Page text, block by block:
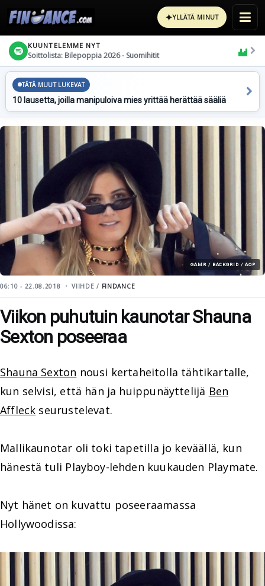
✦YLLÄTÄ MINUT
KUUNTELEMME NYT
Soittolista: Bilepoppia 2026 - Suomihitit
TÄTÄ MUUT LUKEVAT
10 lausetta, joilla manipuloiva mies yrittää herättää sääliä
GAMR / BACKGRID / AOP
06:10 - 22.08.2018 VIIHDE / FINDANCE
Viikon puhutuin kaunotar Shauna
Sexton poseeraa
Shauna Sexton nousi kertaheitolla tähtikartalle,
kun selvisi, että hän ja huippunäyttelijä Ben
Affleck seurustelevat.
Mallikaunotar oli toki tapetilla jo keväällä, kun
hänestä tuli Playboy-lehden kuukauden Playmate.
Nyt hänet on kuvattu poseeraamassa
Hollywoodissa: